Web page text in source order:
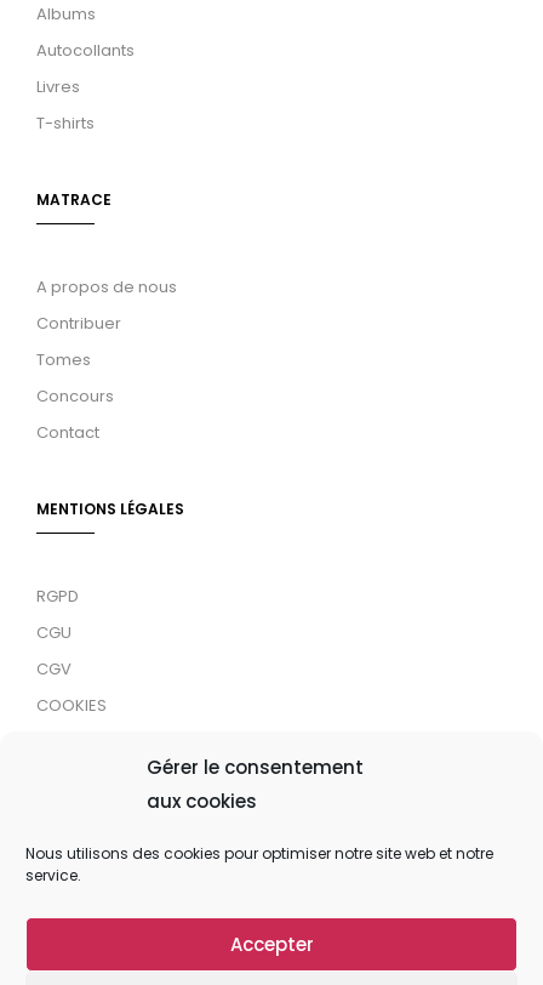
Gérer le consentement
aux cookies
Nous utilisons des cookies pour optimiser notre site web et notre
service.
Accepter
Albums
Autocollants
Livres
T-shirts
MATRACE
A propos de nous
Contribuer
Tomes
Concours
Contact
MENTIONS LÉGALES
RGPD
CGU
CGV
COOKIES